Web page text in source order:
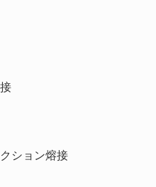
ション熔接